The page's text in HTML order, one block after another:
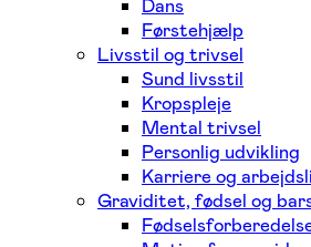
Dans
Førstehjælp
Livsstil og trivsel
Sund livsstil
Kropspleje
Mental trivsel
Personlig udvikling
Karriere og
Graviditet, fødsel og